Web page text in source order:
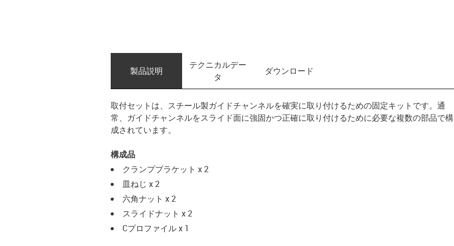
製品説明
テクニカルデー
タ
ダウンロード
取付セットは、スチール製ガイドチャンネルを確実に取り付けるための固定キットです。通
常、ガイドチャンネルをスライド面に強固かつ正確に取り付けるために必要な複数の部品で構
成されています。
構成品
クランプブラケット x 2
皿ねじ x 2
六角ナット x 2
スライドナット x 2
Cプロファイル x 1